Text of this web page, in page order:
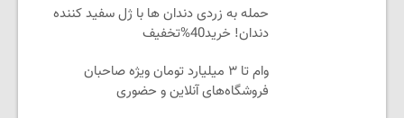
حمله به زردی دندان ها با ژل سفید کننده
دندان! خرید40%تخفیف
وام تا ۳ میلیارد تومان ویژه صاحبان
فروشگاه‌های آنلاین و حضوری